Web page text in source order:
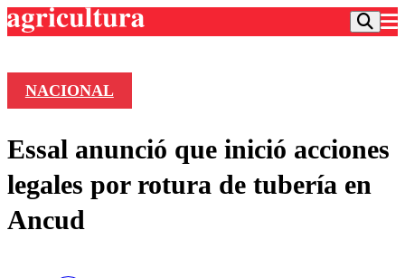
Frecuencias
Agricultura TV
Deportes
NACIONAL
Essal anunció que inició acciones
legales por rotura de tubería en
Ancud